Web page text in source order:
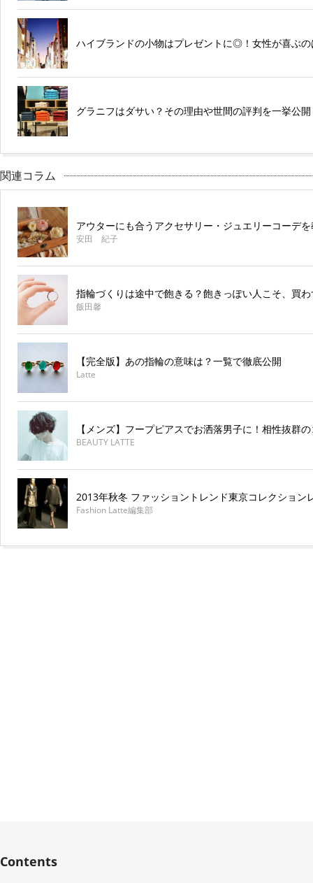
ハイブランドの小物はプレゼントに◎！女性が喜ぶ
グラニフはダサい？その理由や世間の評判を一挙公開
関連コラム
アウターにも合うアクセサリー・ジュエリーコーデ
安田 紀子
指輪づくりは途中で飽きる？飽きっぽい人こそ、買
飯田馨
【完全版】あの指輪の意味は？一覧で徹底公開
Latte
【メンズ】フープピアスでお洒落男子に！相性抜群
BEAUTY LATTE
2013年秋冬 ファッショントレンド東京コレクション
Fashion Latte編集部
Contents